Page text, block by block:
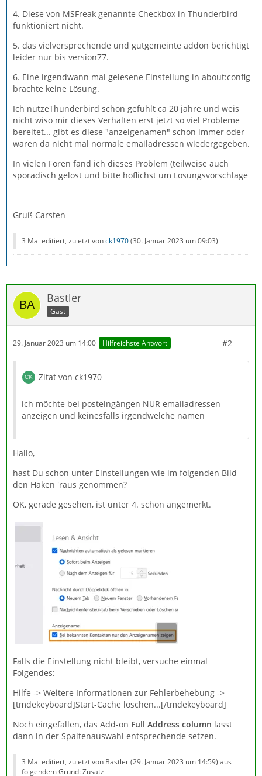
4. Diese von MSFreak genannte Checkbox in Thunderbird
funktioniert nicht.
5. das vielversprechende und gutgemeinte addon berichtigt
leider nur bis version77.
6. Eine irgendwann mal gelesene Einstellung in about:config
brachte keine Lösung.
Ich nutzeThunderbird schon gefühlt ca 20 jahre und weis
nicht wiso mir dieses Verhalten erst jetzt so viel Probleme
bereitet... gibt es diese "anzeigenamen" schon immer oder
waren da nicht mal normale emailadressen wiedergegeben.
In vielen Foren fand ich dieses Problem (teilweise auch
sporadisch gelöst und bitte höflichst um Lösungsvorschläge
Gruß Carsten
3 Mal editiert, zuletzt vonck1970(30. Januar 2023 um 09:03)
Bastler
Gast
29. Januar 2023 um 14:00 Hilfreichste Antwort #2
Zitat von ck1970
ich möchte bei posteingängen NUR emailadressen
anzeigen und keinesfalls irgendwelche namen
Hallo,
hast Du schon unter Einstellungen wie im folgenden Bild
den Haken 'raus genommen?
OK, gerade gesehen, ist unter 4. schon angemerkt.
Falls die Einstellung nicht bleibt, versuche einmal
Folgendes:
Hilfe -> Weitere Informationen zur Fehlerbehebung ->
[tmdekeyboard]Start-Cache löschen...[/tmdekeyboard]
Noch eingefallen, das Add-on Full Address column lässt
dann in der Spaltenauswahl entsprechende setzen.
3 Mal editiert, zuletzt von Bastler (29. Januar 2023 um 14:59) aus
folgendem Grund: Zusatz